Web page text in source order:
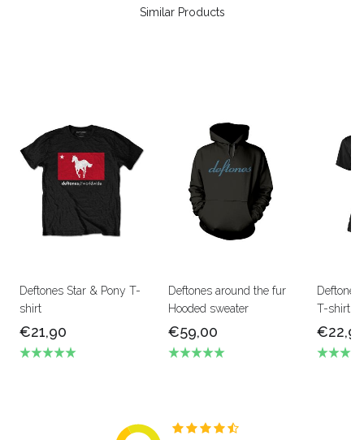
Similar Products
Deftones Star & Pony T-
shirt
€21,90
Deftones around the fur
Hooded sweater
€59,00
T-shirt